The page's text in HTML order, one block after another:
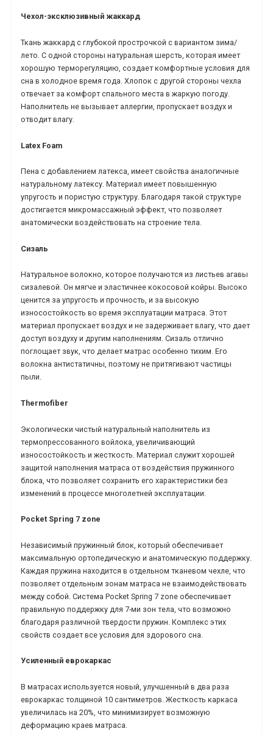
Чехол-эксклюзивный жаккард
Ткань жаккард с глубокой прострочкой с вариантом зима/
лето. С одной стороны натуральная шерсть, которая имеет
хорошую терморегуляцию, создает комфортные условия для
сна в холодное время года. Хлопок с другой стороны чехла
отвечает за комфорт спального места в жаркую погоду.
Наполнитель не вызывает аллергии, пропускает воздух и
отводит влагу.
Latex Foam
Пена с добавлением латекса, имеет свойства аналогичные
натуральному латексу. Материал имеет повышенную
упругость и пористую структуру. Благодаря такой структуре
достигается микромассажный эффект, что позволяет
анатомически воздействовать на строение тела.
Сизаль
Натуральное волокно, которое получаются из листьев агавы
сизалевой. Он мягче и эластичнее кокосовой койры. Высоко
ценится за упругость и прочность, и за высокую
износостойкость во время эксплуатации матраса. Этот
материал пропускает воздух и не задерживает влагу, что дает
доступ воздуху и другим наполнениям. Сизаль отлично
поглощает звук, что делает матрас особенно тихим. Его
волокна антистатичны, поэтому не притягивают частицы
пыли.
Thermofiber
Экологически чистый натуральный наполнитель из
термопрессованного войлока, увеличивающий
износостойкость и жесткость. Материал служит хорошей
защитой наполнения матраса от воздействия пружинного
блока, что позволяет сохранить его характеристики без
изменений в процессе многолетней эксплуатации.
Pocket Spring 7 zone
Независимый пружинный блок, который обеспечивает
максимальную ортопедическую и анатомическую поддержку.
Каждая пружина находится в отдельном тканевом чехле, что
позволяет отдельным зонам матраса не взаимодействовать
между собой. Система Pocket Spring 7 zone обеспечивает
правильную поддержку для 7-ми зон тела, что возможно
благодаря различной твердости пружин. Комплекс этих
свойств создает все условия для здорового сна.
Усиленный еврокаркас
В матрасах используется новый, улучшенный в два раза
еврокаркас толщиной 10 сантиметров. Жесткость каркаса
увеличилась на 20%, что минимизирует возможную
деформацию краев матраса.